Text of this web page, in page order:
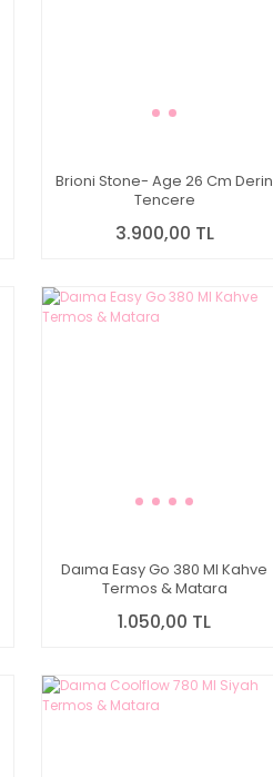
Brioni Stone- Age 26 Cm Derin
Tencere
3.900,00 TL
Daıma Easy Go 380 Ml Kahve
Termos & Matara
1.050,00 TL